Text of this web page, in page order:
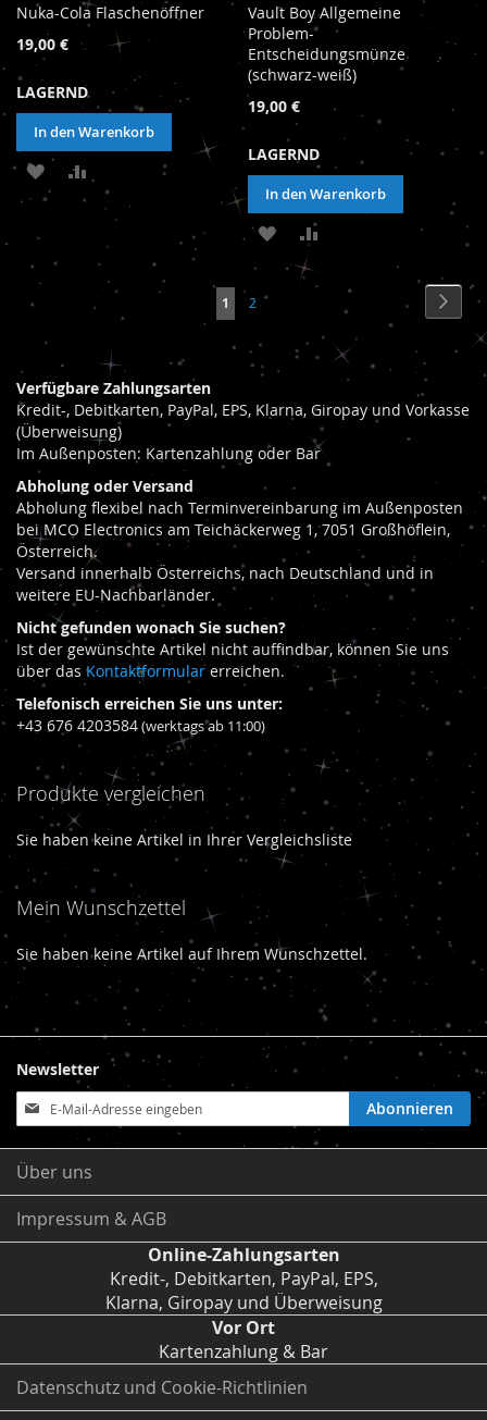
Nuka-Cola Flaschenöffner
19,00 €
LAGERND
In den Warenkorb
ZUR
WUNSCHLISTE
HINZUFÜGEN
VERGLEICHSLISTE
HINZUFÜGEN
Vault Boy Allgemeine
Problem-
Entscheidungsmünze
(schwarz-weiß)
19,00 €
LAGERND
In den Warenkorb
ZUR
WUNSCHLISTE
HINZUFÜGEN
VERGLEICHSLISTE
HINZUFÜGEN
Seite
Sie
gerade
1 Seite
2 Seite
Verfügbare Zahlungsarten
Kredit-, Debitkarten, PayPal, EPS, Klarna, Giropay und Vorkasse
(Überweisung)
Im Außenposten: Kartenzahlung oder Bar
Abholung oder Versand
Abholung flexibel nach Terminvereinbarung im Außenposten
bei MCO Electronics am Teichäckerweg 1, 7051 Großhöflein,
Österreich.
Versand innerhalb Österreichs, nach Deutschland und in
weitere EU-Nachbarländer.
Nicht gefunden wonach Sie suchen?
Ist der gewünschte Artikel nicht auffindbar, können Sie uns
über das Kontaktformular erreichen.
Telefonisch erreichen Sie uns unter:
+43 676 4203584(werktags ab 11:00)
Produkte vergleichen
Sie haben keine Artikel in Ihrer Vergleichsliste
Mein Wunschzettel
Sie haben keine Artikel auf Ihrem Wunschzettel.
Newsletter
Anmeldung
zum
Newsletter:
Abonnieren
Über uns
Impressum & AGB
Online-Zahlungsarten
Kredit-, Debitkarten, PayPal, EPS,
Klarna, Giropay und Überweisung
Vor Ort
Kartenzahlung & Bar
Datenschutz und Cookie-Richtlinien